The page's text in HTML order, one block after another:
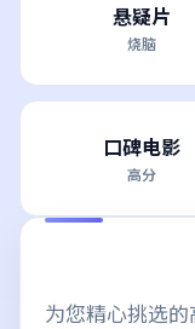
悬疑片
烧脑
口碑电影
高分
为您精心挑选